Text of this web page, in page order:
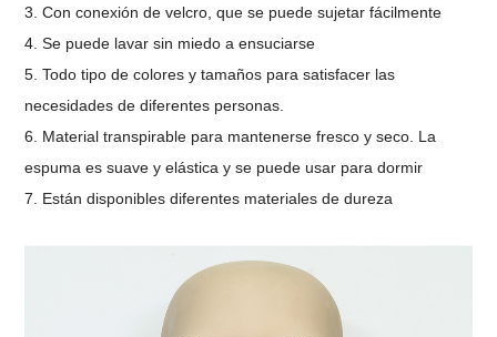
3. Con conexión de velcro, que se puede sujetar fácilmente
4. Se puede lavar sin miedo a ensuciarse
5. Todo tipo de colores y tamaños para satisfacer las
necesidades de diferentes personas.
6. Material transpirable para mantenerse fresco y seco. La
espuma es suave y elástica y se puede usar para dormir
7. Están disponibles diferentes materiales de dureza